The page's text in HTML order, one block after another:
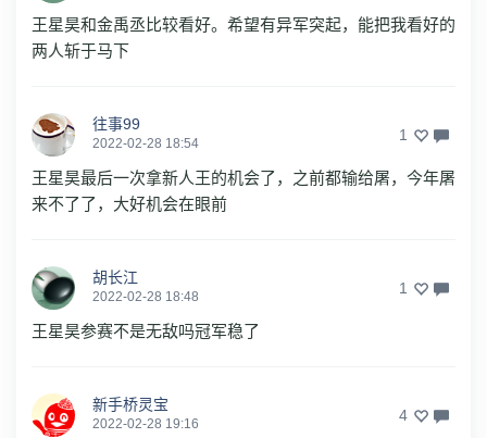
王星昊和金禹丞比较看好。希望有异军突起，能把我看好的
两人斩于马下
往事99
2022-02-28 18:54 1
王星昊最后一次拿新人王的机会了，之前都输给屠，今年屠
来不了了，大好机会在眼前
胡长江
2022-02-28 18:48 1
王星昊参赛不是无敌吗冠军稳了
新手桥灵宝
2022-02-28 19:16 4